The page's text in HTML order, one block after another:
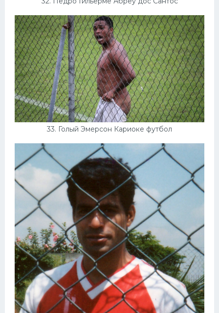
33. Голый Эмерсон Кариоке футбол